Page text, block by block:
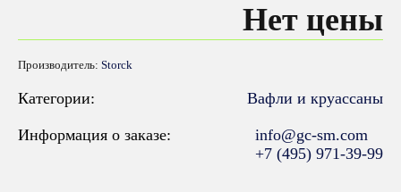
Нет цены
Производитель:Storck
Категории: Вафли и круассаны
Информация о заказе:
info@gc-sm.com
+7 (495) 971-39-99